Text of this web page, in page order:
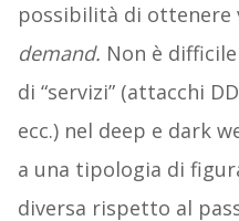
possibilità di ottenere
demand. Non è
di “servizi” (attacchi
ecc.) nel deep e dark
a una tipologia di
diversa rispetto al